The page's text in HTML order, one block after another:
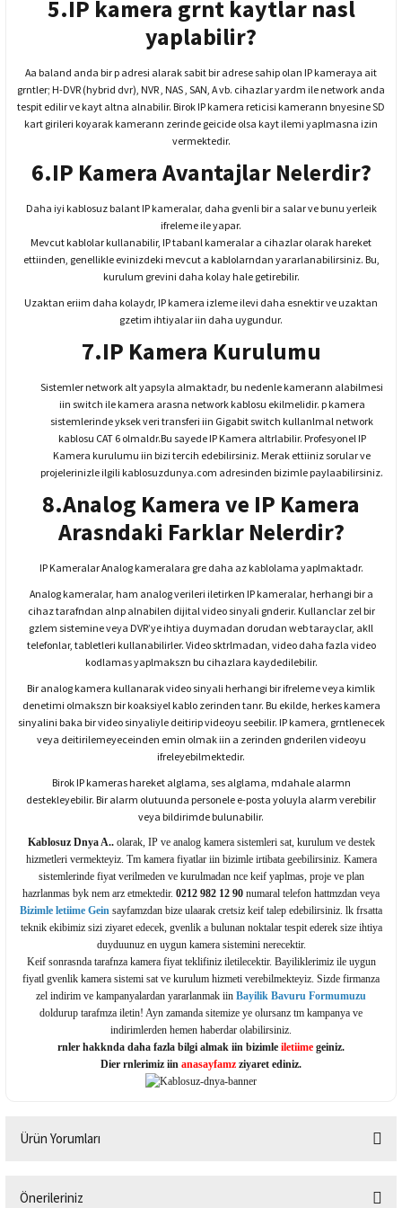
5.IP kamera grnt kaytlar nasl
yaplabilir?
Aa baland anda bir p adresi alarak sabit bir adrese sahip olan IP kameraya ait
grntler; H-DVR (hybrid dvr), NVR , NAS , SAN, A vb. cihazlar yardm ile network anda
tespit edilir ve kayt altna alnabilir. Birok IP kamera reticisi kamerann bnyesine SD
kart girileri koyarak kamerann zerinde geicide olsa kayt ilemi yaplmasna izin
vermektedir.
6.IP Kamera Avantajlar Nelerdir?
Daha iyi kablosuz balant IP kameralar, daha gvenli bir a salar ve bunu yerleik
ifreleme ile yapar.
Mevcut kablolar kullanabilir, IP tabanl kameralar a cihazlar olarak hareket
ettiinden, genellikle evinizdeki mevcut a kablolarndan yararlanabilirsiniz. Bu,
kurulum grevini daha kolay hale getirebilir.
Uzaktan eriim daha kolaydr, IP kamera izleme ilevi daha esnektir ve uzaktan
gzetim ihtiyalar iin daha uygundur.
7.IP Kamera Kurulumu
Sistemler network alt yapsyla almaktadr, bu nedenle kamerann alabilmesi
iin switch ile kamera arasna network kablosu ekilmelidir. p kamera
sistemlerinde yksek veri transferi iin Gigabit switch kullanlmal network
kablosu CAT 6 olmaldr.Bu sayede IP Kamera altrlabilir. Profesyonel IP
Kamera kurulumu iin bizi tercih edebilirsiniz. Merak ettiiniz sorular ve
projelerinizle ilgili kablosuzdunya.com adresinden bizimle paylaabilirsiniz.
8.Analog Kamera ve IP Kamera
Arasndaki Farklar Nelerdir?
IP Kameralar Analog kameralara gre daha az kablolama yaplmaktadr.
Analog kameralar, ham analog verileri iletirken IP kameralar, herhangi bir a
cihaz tarafndan alnp alnabilen dijital video sinyali gnderir. Kullanclar zel bir
gzlem sistemine veya DVR’ye ihtiya duymadan dorudan web tarayclar, akll
telefonlar, tabletleri kullanabilirler. Video sktrlmadan, video daha fazla video
kodlamas yaplmakszn bu cihazlara kaydedilebilir.
Bir analog kamera kullanarak video sinyali herhangi bir ifreleme veya kimlik
denetimi olmakszn bir koaksiyel kablo zerinden tanr. Bu ekilde, herkes kamera
sinyalini baka bir video sinyaliyle deitirip videoyu seebilir. IP kamera, grntlenecek
veya deitirilemeyeceinden emin olmak iin a zerinden gnderilen videoyu
ifreleyebilmektedir.
Birok IP kameras hareket alglama, ses alglama, mdahale alarmn
destekleyebilir. Bir alarm olutuunda personele e-posta yoluyla alarm verebilir
veya bildirimde bulunabilir.
Kablosuz Dnya A..olarak, IP ve analog kamera sistemleri sat, kurulum ve destek
hizmetleri vermekteyiz. Tm kamera fiyatlar iin bizimle irtibata geebilirsiniz. Kamera
sistemlerinde fiyat verilmeden ve kurulmadan nce keif yaplmas, proje ve plan
hazrlanmas byk nem arz etmektedir. 0212 982 12 90 numaral telefon hattmzdan veya
Bizimle letiime Gein sayfamzdan bize ulaarak cretsiz keif talep edebilirsiniz. lk frsatta
teknik ekibimiz sizi ziyaret edecek, gvenlik a bulunan noktalar tespit ederek size ihtiya
duyduunuz en uygun kamera sistemini nerecektir.
Keif sonrasnda tarafnza kamera fiyat teklifiniz iletilecektir. Bayiliklerimiz ile uygun
fiyatl gvenlik kamera sistemi sat ve kurulum hizmeti verebilmekteyiz. Sizde firmanza
zel indirim ve kampanyalardan yararlanmak iin Bayilik Bavuru Formumuzu
doldurup tarafmza iletin! Ayn zamanda sitemize ye olursanz tm kampanya ve
indirimlerden hemen haberdar olabilirsiniz.
rnler hakknda daha fazla bilgi almak iin bizimle iletiime geiniz.
Dier rnlerimiz iin anasayfamz ziyaret ediniz.
Ürün Yorumları
Önerileriniz